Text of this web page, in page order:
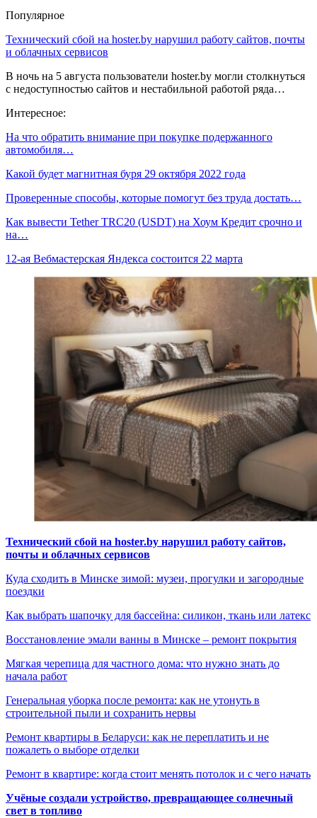
Популярное
Технический сбой на hoster.by нарушил работу сайтов, почты
и облачных сервисов
В ночь на 5 августа пользователи hoster.by могли столкнуться
с недоступностью сайтов и нестабильной работой ряда…
Интересное:
На что обратить внимание при покупке подержанного
автомобиля…
Какой будет магнитная буря 29 октября 2022 года
Проверенные способы, которые помогут без труда достать…
Как вывести Tether TRC20 (USDT) на Хоум Кредит срочно и
на…
12-ая Вебмастерская Яндекса состоится 22 марта
Технический сбой на hoster.by нарушил работу сайтов,
почты и облачных сервисов
Куда сходить в Минске зимой: музеи, прогулки и загородные
поездки
Как выбрать шапочку для бассейна: силикон, ткань или латекс
Восстановление эмали ванны в Минске – ремонт покрытия
Мягкая черепица для частного дома: что нужно знать до
начала работ
Генеральная уборка после ремонта: как не утонуть в
строительной пыли и сохранить нервы
Ремонт квартиры в Беларуси: как не переплатить и не
пожалеть о выборе отделки
Ремонт в квартире: когда стоит менять потолок и с чего начать
Учёные создали устройство, превращающее солнечный
свет в топливо